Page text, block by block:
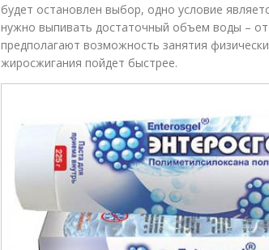
будет остановлен выбор, одно условие
нужно выпивать достаточный объем воды –
предполагают возможность занятия
жиросжигания пойдет быстрее.